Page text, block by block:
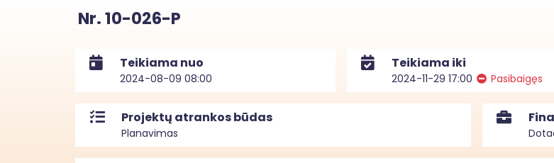
Nr. 10-026-P
Teikiama nuo
2024-08-09 08:00
Teikiama iki
2024-11-29 17:00 Pasibaigęs
Projektų atrankos būdas
Planavimas